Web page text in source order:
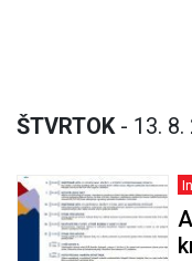
ŠTVRTOK- 13. 8.